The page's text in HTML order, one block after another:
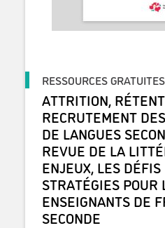
RESSOURCES GRATUITES
ATTRITION,
RECRUTEMENT
DE LANGUES
REVUE DE LA
ENJEUX, LES
STRATÉGIES POUR
ENSEIGNANTS DE
SECONDE